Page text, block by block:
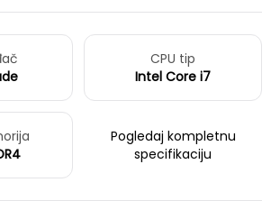
CPU tip
Intel Core i7
Pogledaj kompletnu
specifikaciju